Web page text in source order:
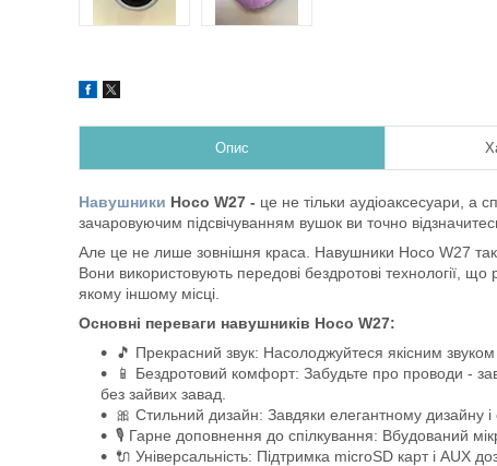
Опис
Навушники Hoco W27 - це не тільки аудіоаксесуари, а
зачаровуючим підсвічуванням вушок ви точно
Але це не лише зовнішня краса. Навушники Hoco W27
Вони використовують передові бездротові технології,
якому іншому місці.
Основні переваги навушників Hoco W27:
🎵 Прекрасний звук: Насолоджуйтеся якісним звуком
📱 Бездротовий комфорт: Забудьте про проводи -
без зайвих завад.
🎀 Стильний дизайн: Завдяки елегантному дизайну
🎙️ Гарне доповнення до спілкування: Вбудований
🔌 Універсальність: Підтримка microSD карт і AUX